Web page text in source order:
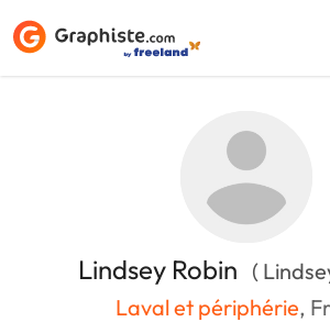
Lindsey Robin (
Laval et périphérie,